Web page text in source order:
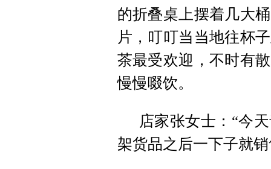
的折叠桌上摆着几大
片，叮叮当当地往杯
茶最受欢迎，不时有
慢慢啜饮。
店家张女士：“今
架货品之后一下子就